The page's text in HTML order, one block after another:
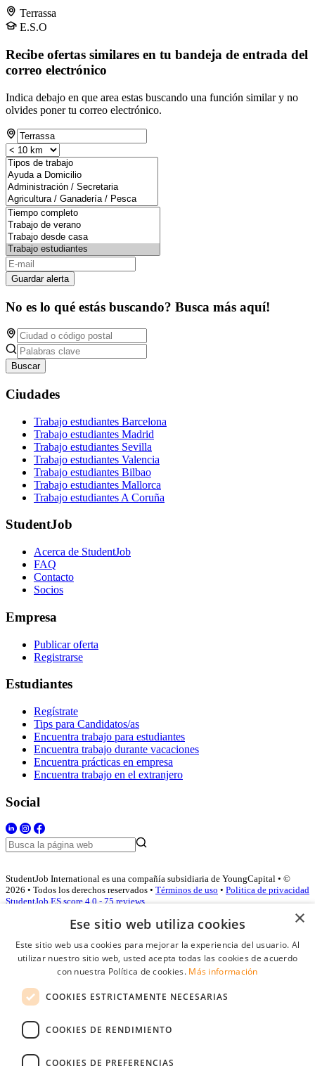
Terrassa
E.S.O
Recibe ofertas similares en tu bandeja de entrada del
correo electrónico
Indica debajo en que area estas buscando una función similar y no
olvides poner tu correo electrónico.
Guardar alerta
No es lo qué estás buscando? Busca más aquí!
Buscar
Ciudades
Trabajo estudiantes Barcelona
Trabajo estudiantes Madrid
Trabajo estudiantes Sevilla
Trabajo estudiantes Valencia
Trabajo estudiantes Bilbao
Trabajo estudiantes Mallorca
Trabajo estudiantes A Coruña
StudentJob
Acerca de StudentJob
FAQ
Contacto
Socios
Empresa
Publicar oferta
Registrarse
Estudiantes
Regístrate
Tips para Candidatos/as
Encuentra trabajo para estudiantes
Encuentra trabajo durante vacaciones
Encuentra prácticas en empresa
Encuentra trabajo en el extranjero
Social
StudentJob International es una compañía subsidiaria de YoungCapital • ©
2026 • Todos los derechos reservados • Términos de uso • Politica de privacidad
StudentJob ES score 4.0 - 75 reviews
Acceso empresas
Contraseña
Recordarme
Conectarse
×
Ese sitio web utiliza cookies
Este sitio web usa cookies para mejorar la experiencia del usuario. Al
utilizar nuestro sitio web, usted acepta todas las cookies de acuerdo
con nuestra Política de cookies. Más información
COOKIES ESTRICTAMENTE NECESARIAS
COOKIES DE RENDIMIENTO
COOKIES DE PREFERENCIAS